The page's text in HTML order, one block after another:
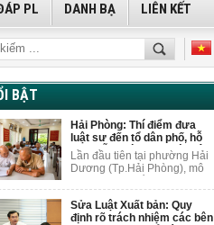
PL DANH BẠ LIÊN KẾT
BẬT
Hải Phòng: Thí điểm đưa
luật sư đến tổ dân phố, hỗ
trợ miễn phí cho người dân
Lần đầu tiên tại phường Hải
Dương (Tp.Hải Phòng), mô
gắn với tư vấn pháp lý miễn
phí được triển khai ngay tại
tổ dân phố để giải đáp
Sửa Luật Xuất bản: Quy
định rõ trách nhiệm các bên